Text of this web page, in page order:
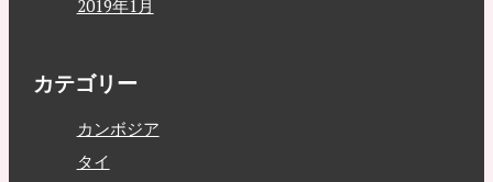
2019年1月
カテゴリー
カンボジア
タイ